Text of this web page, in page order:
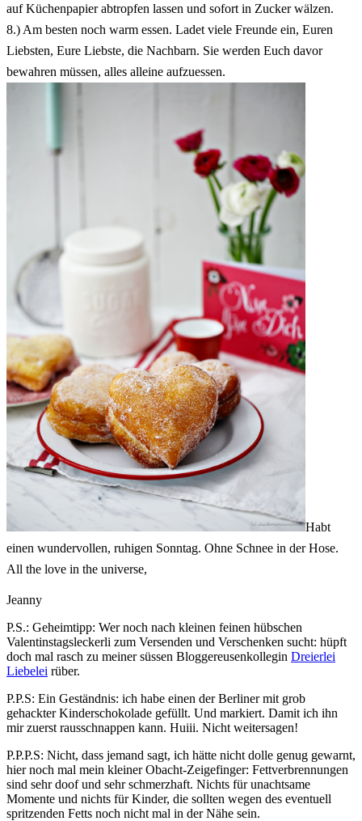
auf Küchenpapier abtropfen lassen und sofort in Zucker wälzen.
8.) Am besten noch warm essen. Ladet viele Freunde ein, Euren
Liebsten, Eure Liebste, die Nachbarn. Sie werden Euch davor
bewahren müssen, alles alleine aufzuessen.
Habt
einen wundervollen, ruhigen Sonntag. Ohne Schnee in der Hose.
All the love in the universe,
Jeanny
P.S.: Geheimtipp: Wer noch nach kleinen feinen hübschen
Valentinstagsleckerli zum Versenden und Verschenken sucht: hüpft
doch mal rasch zu meiner süssen Bloggereusenkollegin Dreierlei
Liebelei rüber.
P.P.S: Ein Geständnis: ich habe einen der Berliner mit grob
gehackter Kinderschokolade gefüllt. Und markiert. Damit ich ihn
mir zuerst rausschnappen kann. Huiii. Nicht weitersagen!
P.P.P.S: Nicht, dass jemand sagt, ich hätte nicht dolle genug gewarnt,
hier noch mal mein kleiner Obacht-Zeigefinger: Fettverbrennungen
sind sehr doof und sehr schmerzhaft. Nichts für unachtsame
Momente und nichts für Kinder, die sollten wegen des eventuell
spritzenden Fetts noch nicht mal in der Nähe sein.